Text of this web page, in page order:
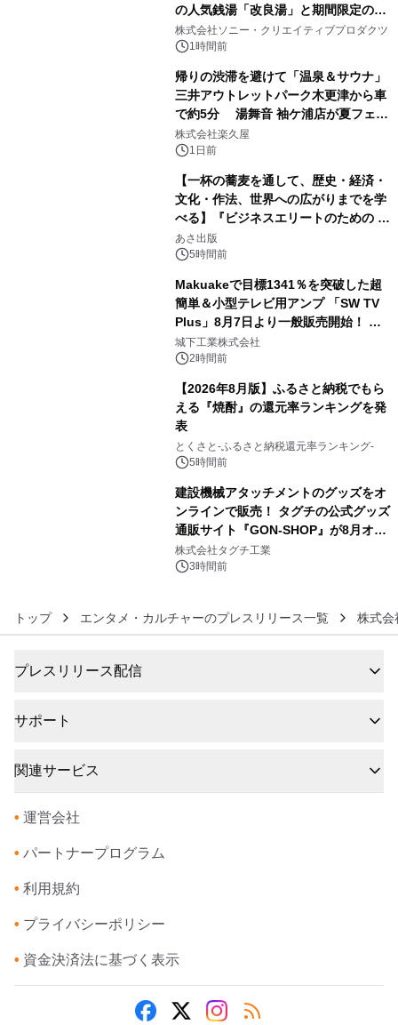
の人気銭湯「改良湯」と期間限定のコ
ラボレーション サウナイキタイコラ
ボグッズも発売決定！
株式会社ソニー・クリエイティブプロダクツ
1時間前
帰りの渋滞を避けて「温泉＆サウナ」
三井アウトレットパーク木更津から車
で約5分 湯舞音 袖ケ浦店が夏フェア
メニューを提供
株式会社楽久屋
1日前
【一杯の蕎麦を通して、歴史・経済・
文化・作法、世界への広がりまでを学
べる】『ビジネスエリートのための 教
養としての蕎麦』2026年8月25日
（火）発売
あさ出版
5時間前
Makuakeで目標1341％を突破した超
簡単＆小型テレビ用アンプ 「SW TV
Plus」8月7日より一般販売開始！ ケ
ーブル1本つなぐだけ、テレビの音が
ぐっと豊かに
城下工業株式会社
2時間前
【2026年8月版】ふるさと納税でもら
える『焼酎』の還元率ランキングを発
表
とくさと-ふるさと納税還元率ランキング-
5時間前
建設機械アタッチメントのグッズをオ
ンラインで販売！ タグチの公式グッズ
通販サイト『GON-SHOP』が8月オー
プン
株式会社タグチ工業
3時間前
トップ エンタメ・カルチャーのプレスリリース一覧 株式会
プレスリリース配信
サポート
関連サービス
• 運営会社
• パートナープログラム
• 利用規約
• プライバシーポリシー
• 資金決済法に基づく表示